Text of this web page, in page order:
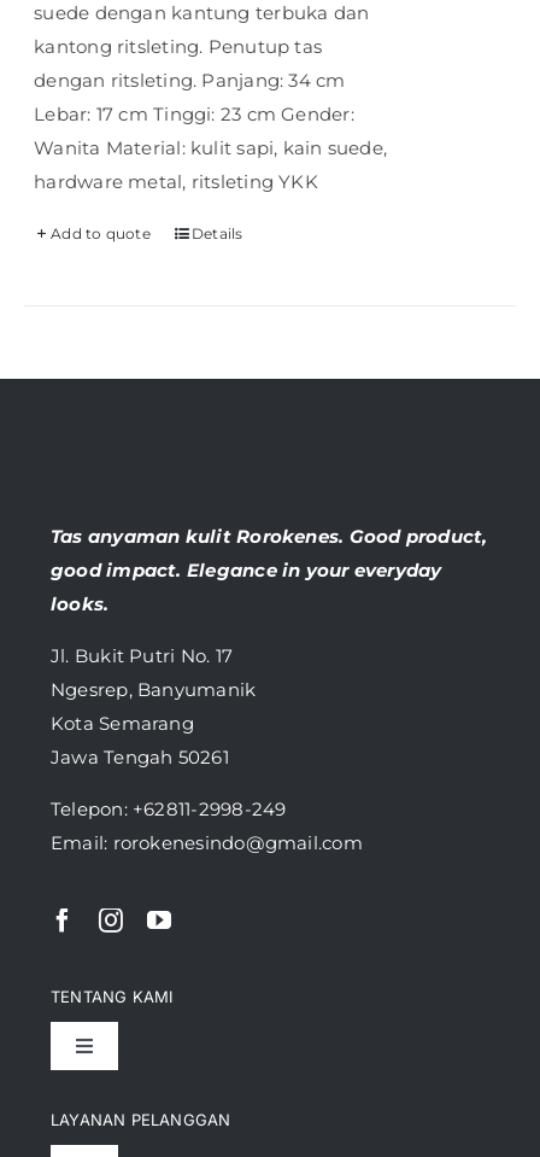
suede dengan kantung terbuka dan
kantong ritsleting. Penutup tas
dengan ritsleting. Panjang: 34 cm
Lebar: 17 cm Tinggi: 23 cm Gender:
Wanita Material: kulit sapi, kain suede,
hardware metal, ritsleting YKK
Add to quote Details
Tas anyaman kulit Rorokenes. Good product,
good impact. Elegance in your everyday
looks.
Jl. Bukit Putri No. 17
Ngesrep, Banyumanik
Kota Semarang
Jawa Tengah 50261
Telepon: +62811-2998-249
Email: rorokenesindo@gmail.com
LAYANAN PELANGGAN
TENTANG KAMI
Toggle
Pencapaian